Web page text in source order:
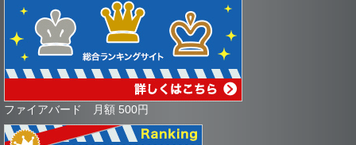
ファイアバード 月額 500円